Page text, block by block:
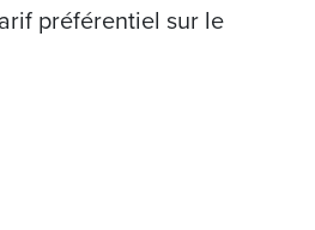
préférentiel sur le